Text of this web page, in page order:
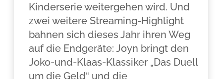
Kinderserie weitergehen wird. Und
zwei weitere Streaming-Highlight
bahnen sich dieses Jahr ihren Weg
auf die Endgeräte: Joyn bringt den
Joko-und-Klaas-Klassiker „Das Duell
um die Geld“ und die